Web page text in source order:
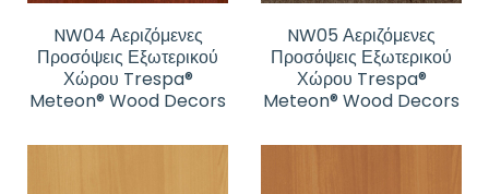
NW04 Αεριζόμενες
Προσόψεις Εξωτερικού
Χώρου Trespa®
Meteon® Wood Decors
NW05 Αεριζόμενες
Προσόψεις Εξωτερικού
Χώρου Trespa®
Meteon® Wood Decors